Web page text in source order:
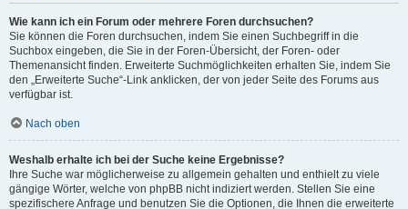
Wie kann ich ein Forum oder mehrere Foren durchsuchen?
Sie können die Foren durchsuchen, indem Sie einen Suchbegriff in die
Suchbox eingeben, die Sie in der Foren-Übersicht, der Foren- oder
Themenansicht finden. Erweiterte Suchmöglichkeiten erhalten Sie, indem Sie
den „Erweiterte Suche“-Link anklicken, der von jeder Seite des Forums aus
verfügbar ist.
Nach oben
Weshalb erhalte ich bei der Suche keine Ergebnisse?
Ihre Suche war möglicherweise zu allgemein gehalten und enthielt zu viele
gängige Wörter, welche von phpBB nicht indiziert werden. Stellen Sie eine
spezifischere Anfrage und benutzen Sie die Optionen, die Ihnen die erweiterte